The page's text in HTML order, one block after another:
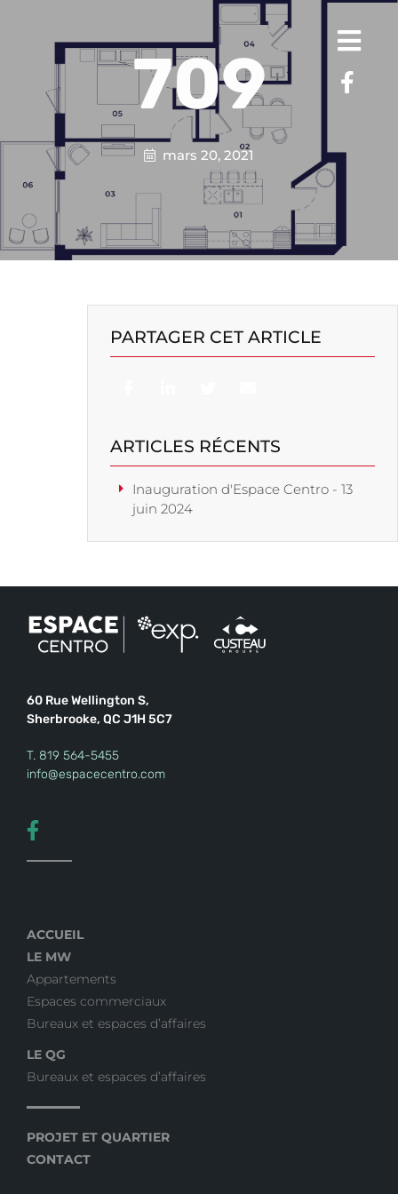
709
mars 20, 2021
PARTAGER CET ARTICLE
ARTICLES RÉCENTS
Inauguration d'Espace Centro - 13
juin 2024
60 Rue Wellington S,
Sherbrooke, QC J1H 5C7
T. 819 564-5455
info@espacecentro.com
ACCUEIL
LE MW
Appartements
Espaces commerciaux
Bureaux et espaces d’affaires
LE QG
Bureaux et espaces d’affaires
PROJET ET QUARTIER
CONTACT